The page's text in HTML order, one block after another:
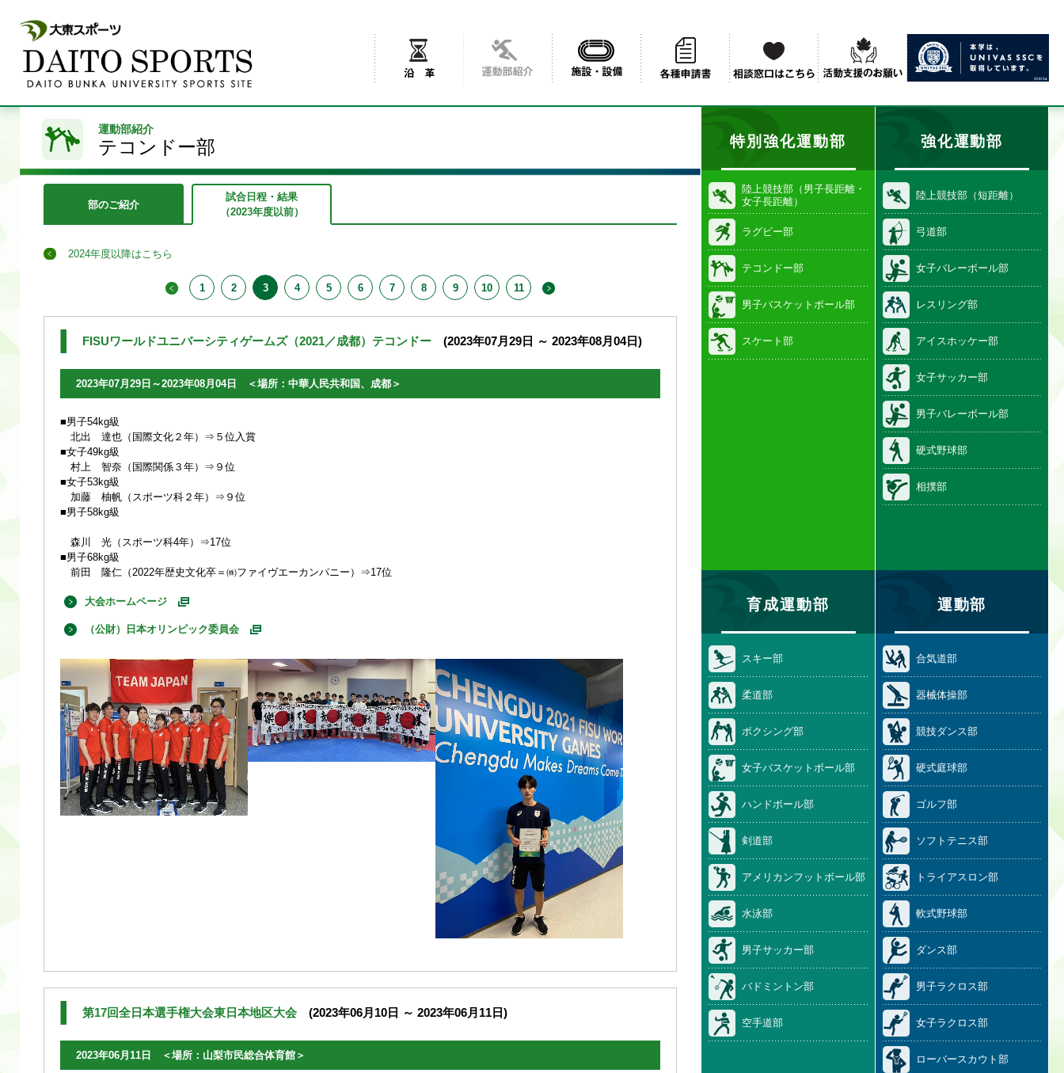
特別強化運動部
陸上競技部（男子長距離・
女子長距離）
ラグビー部
テコンドー部
男子バスケットボール部
スケート部
強化運動部
陸上競技部（短距離）
弓道部
女子バレーボール部
レスリング部
アイスホッケー部
女子サッカー部
男子バレーボール部
硬式野球部
相撲部
育成運動部
スキー部
柔道部
ボクシング部
女子バスケットボール部
ハンドボール部
剣道部
アメリカンフットボール部
水泳部
男子サッカー部
バドミントン部
空手道部
運動部
合気道部
器械体操部
競技ダンス部
硬式庭球部
ゴルフ部
ソフトテニス部
トライアスロン部
軟式野球部
ダンス部
男子ラクロス部
女子ラクロス部
ローバースカウト部
運動部紹介
テコンドー部
部のご紹介
試合日程・結果
（2023年度以前）
2024年度以降はこちら
1 2 3 4 5 6 7 8 9 10 11
FISUワールドユニバーシティゲームズ（2021／成都）テコンドー (2023年07月29日 ～ 2023年08月04日)
2023年07月29日～2023年08月04日 ＜場所：中華人民共和国、成都＞
■男子54kg級
北出 達也（国際文化２年）⇒５位入賞
■女子49kg級
村上 智奈（国際関係３年）⇒９位
■女子53kg級
加藤 柚帆（スポーツ科２年）⇒９位
■男子58kg級
森川 光（スポーツ科4年）⇒17位
■男子68kg級
前田 隆仁（2022年歴史文化卒＝㈱ファイヴエーカンパニー）⇒17位
大会ホームページ
（公財）日本オリンピック委員会
第17回全日本選手権大会東日本地区大会 (2023年06月10日 ～ 2023年06月11日)
2023年06月11日 ＜場所：山梨市民総合体育館＞